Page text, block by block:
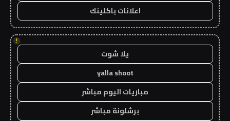
اعلانات باكلينك
!
يلا شوت
yalla shoot
مباريات اليوم مباشر
برشلونة مباشر